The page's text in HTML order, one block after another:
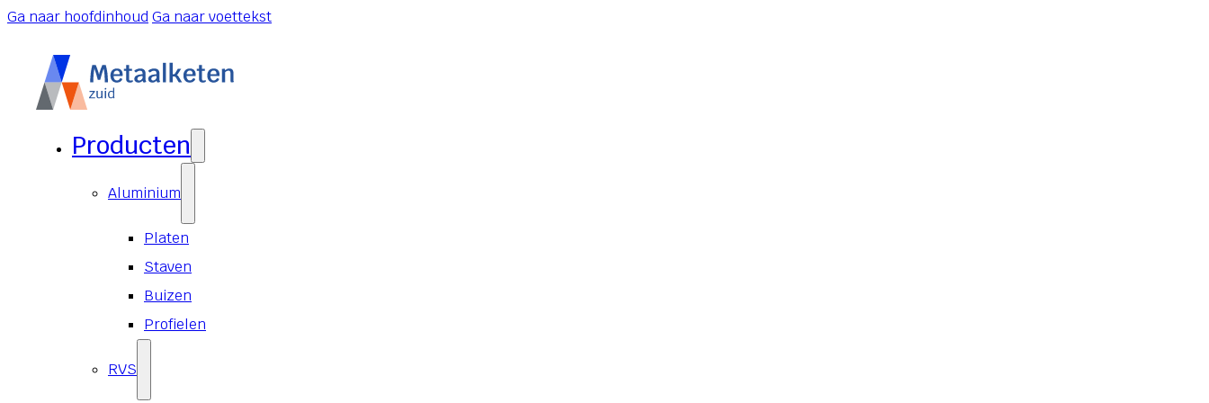
Ga naar hoofdinhoudGa naar voettekst
Producten
Aluminium
Platen
Staven
Buizen
Profielen
RVS